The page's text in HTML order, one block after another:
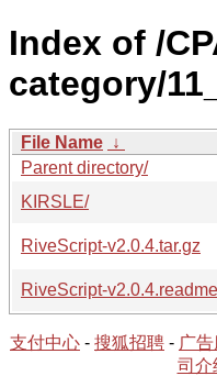
Index of /
category/
File Name ↓
Parent directory/
KIRSLE/
RiveScript-v2.0.4.tar.gz
RiveScript-v2.0.4.readme
支付中心 - 搜狐招聘 - 广
司介